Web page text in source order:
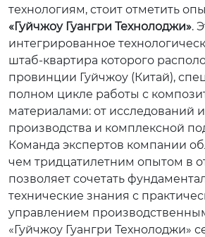
технологиям, стоит отметить
«Гуйчжоу Гуангри Технолоджи».
интегрированное
штаб-квартира которого
провинции Гуйчжоу (Китай),
полном цикле работы с
материалами: от исследований
производства и комплексной
Команда экспертов компании
чем тридцатилетним опытом в
позволяет сочетать
технические знания с
управлением
«Гуйчжоу Гуангри Технолоджи»